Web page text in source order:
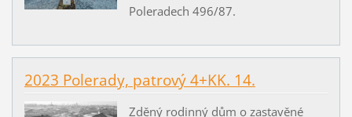
Poleradech 496/87.
2023 Polerady, patrový 4+KK. 14.
Zděný rodinný dům o zastavěné